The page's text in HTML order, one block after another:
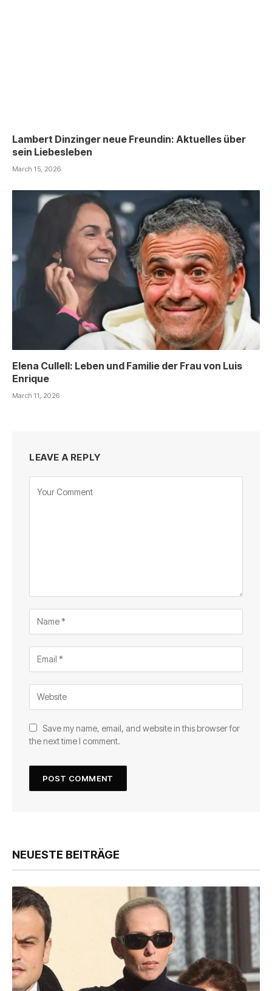
Lambert Dinzinger neue Freundin: Aktuelles über
sein Liebesleben
March 15, 2026
Elena Cullell: Leben und Familie der Frau von Luis
Enrique
March 11, 2026
LEAVE A REPLY
Save my name, email, and website in this browser for
the next time I comment.
NEUESTE BEITRÄGE